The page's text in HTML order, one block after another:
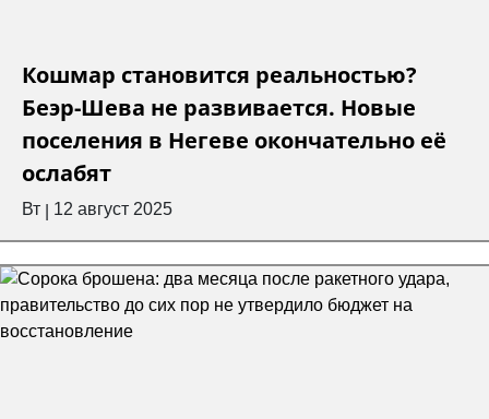
Кошмар становится реальностью?
Беэр-Шева не развивается. Новые
поселения в Негеве окончательно её
ослабят
Вт 12 август 2025